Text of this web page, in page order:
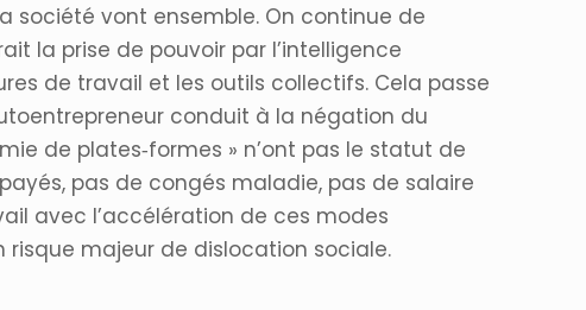
société vont ensemble. On continue de
la prise de pouvoir par l’intelligence
de travail et les outils collectifs. Cela passe
conduit à la négation du
de plates‐formes » n’ont pas le statut de
pas de congés maladie, pas de salaire
avec l’accélération de ces modes
risque majeur de dislocation sociale.